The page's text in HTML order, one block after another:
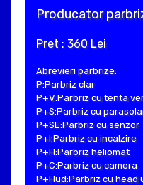
Producator
Pret : 360 Lei
Abrevieri parbrize:
P:Parbriz clar
P+V:Parbriz cu tenta
P+S:Parbriz cu
P+SE:Parbriz cu senzor
P+I:Parbriz cu incalzire
P+H:Parbriz heliomat
P+C:Parbriz cu camera
P+Hud:Parbriz cu head